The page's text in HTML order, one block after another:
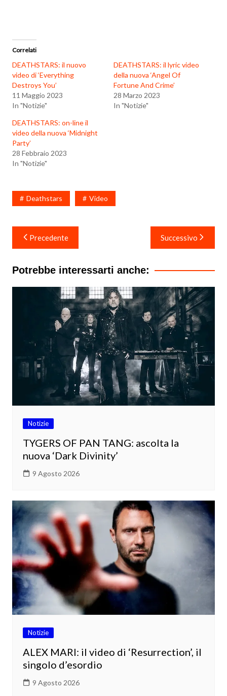
Correlati
DEATHSTARS: il nuovo
video di ‘Everything
Destroys You’
11 Maggio 2023
In "Notizie"
DEATHSTARS: il lyric video
della nuova ‘Angel Of
Fortune And Crime’
28 Marzo 2023
In "Notizie"
DEATHSTARS: on-line il
video della nuova ‘Midnight
Party’
28 Febbraio 2023
In "Notizie"
Deathstars Video
Navigazione
articoli
Precedente Successivo
Potrebbe interessarti anche:
Notizie
TYGERS OF PAN TANG: ascolta la
nuova ‘Dark Divinity’
9 Agosto 2026
Notizie
ALEX MARI: il video di ‘Resurrection’, il
singolo d’esordio
9 Agosto 2026